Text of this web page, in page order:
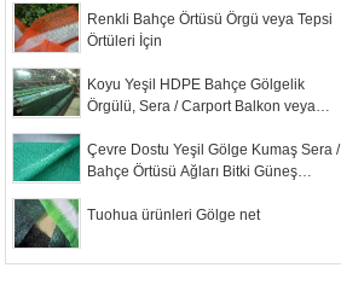
Renkli Bahçe Örtüsü Örgü veya Tepsi
Örtüleri İçin
Koyu Yeşil HDPE Bahçe Gölgelik
Örgülü, Sera / Carport Balkon veya
Çevre Dostu Yeşil Gölge Kumaş Sera /
Bahçe Örtüsü Ağları Bitki Güneş
Tuohua ürünleri Gölge net